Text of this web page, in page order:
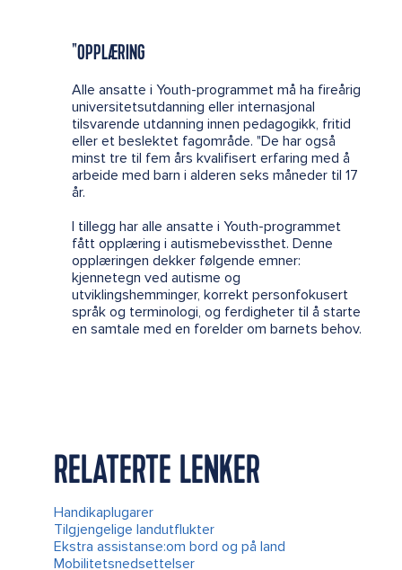
"OPPLÆRING
Alle ansatte i Youth-programmet må ha fireårig
universitetsutdanning eller internasjonal
tilsvarende utdanning innen pedagogikk, fritid
eller et beslektet fagområde. "De har også
minst tre til fem års kvalifisert erfaring med å
arbeide med barn i alderen seks måneder til 17
år.
I tillegg har alle ansatte i Youth-programmet
fått opplæring i autismebevissthet. Denne
opplæringen dekker følgende emner:
kjennetegn ved autisme og
utviklingshemminger, korrekt personfokusert
språk og terminologi, og ferdigheter til å starte
en samtale med en forelder om barnets behov.
RELATERTE LENKER
Handikaplugarer
Tilgjengelige landutflukter
Ekstra assistanse:om bord og på land
Mobilitetsnedsettelser